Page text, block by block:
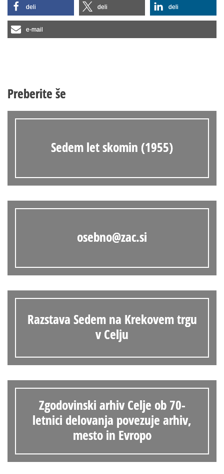
deli deli deli
e-mail
Preberite še
Sedem let skomin (1955)
osebno@zac.si
Razstava Sedem na Krekovem trgu
v Celju
Zgodovinski arhiv Celje ob 70-
letnici delovanja povezuje arhiv,
mesto in Evropo